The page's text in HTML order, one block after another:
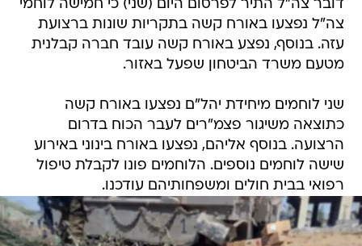
דובר צה"ל התיר לפרסום היום (שני) כי חמישה לוחמי
צה"ל נפצעו באורח קשה בתקריות שונות ברצועת
עזה. בנוסף, נפצע באורח קשה עובד חברה קבלנית
מטעם משרד הביטחון שפעל באזור.
שני לוחמים מיחידת יהל"ם נפצעו באורח קשה
כתוצאה משיגור פצמ"רים לעבר הכוח בדרום
הרצועה. בנוסף אליהם, נפצעו באורח בינוני באירוע
שישה לוחמים נוספים. הלוחמים פונו לקבלת טיפול
רפואי בבית חולים ומשפחותיהם עודכנו.